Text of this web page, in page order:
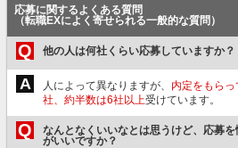
応募に関するよくある質問
（転職EXによく寄せられる一般的な質問）
Q 他の人は何社くらい応募していますか？
A 人によって異なりますが、 内定をもら
社、約半数は6社以上受けています。
Q
なんとなくいいなとは思うけど、応募
がいいですか？